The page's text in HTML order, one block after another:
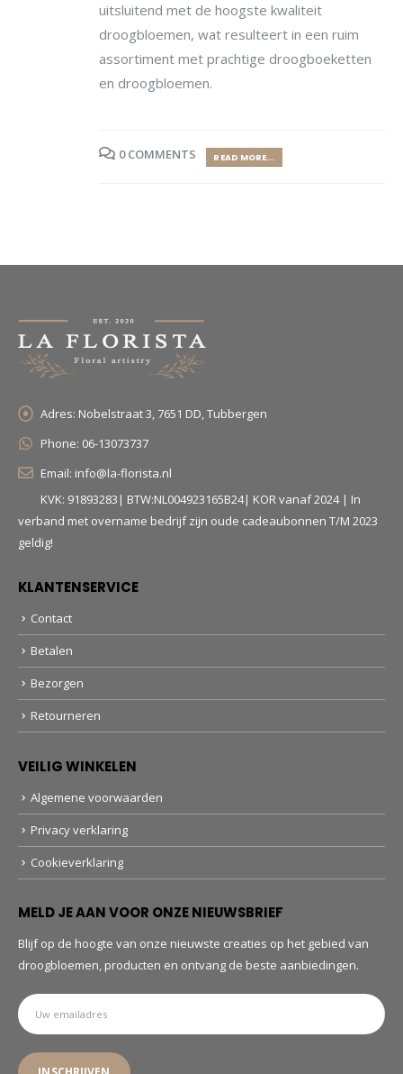
uitsluitend met de hoogste kwaliteit
droogbloemen, wat resulteert in een ruim
assortiment met prachtige droogboeketten
en droogbloemen.
0 COMMENTS READ MORE...
Adres: Nobelstraat 3, 7651 DD, Tubbergen
Phone: 06-13073737
Email: info@la-florista.nl
KVK: 91893283| BTW:NL004923165B24| KOR vanaf 2024 | In
verband met overname bedrijf zijn oude cadeaubonnen T/M 2023
geldig!
KLANTENSERVICE
Contact
Betalen
Bezorgen
Retourneren
VEILIG WINKELEN
Algemene voorwaarden
Privacy verklaring
Cookieverklaring
MELD JE AAN VOOR ONZE NIEUWSBRIEF
Blijf op de hoogte van onze nieuwste creaties op het gebied van
droogbloemen, producten en ontvang de beste aanbiedingen.